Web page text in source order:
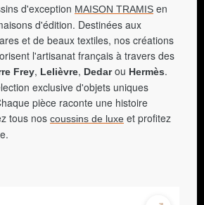
d'exception MAISON TRAMIS en
d'édition. Destinées aux
et de beaux textiles, nos créations
l'artisanat français à travers des
Frey, Lelièvre, Dedarou Hermès.
exclusive d'objets uniques
pièce raconte une histoire
tous nos coussins de luxe et profitez